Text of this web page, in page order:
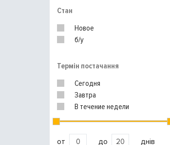
Стан
Новое
б/у
Термін постачання
Сегодня
Завтра
В течение недели
от до днів